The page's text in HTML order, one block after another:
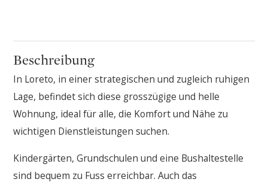
Beschreibung
In Loreto, in einer strategischen und zugleich ruhigen
Lage, befindet sich diese grosszügige und helle
Wohnung, ideal für alle, die Komfort und Nähe zu
wichtigen Dienstleistungen suchen.
Kindergärten, Grundschulen und eine Bushaltestelle
sind bequem zu Fuss erreichbar. Auch das